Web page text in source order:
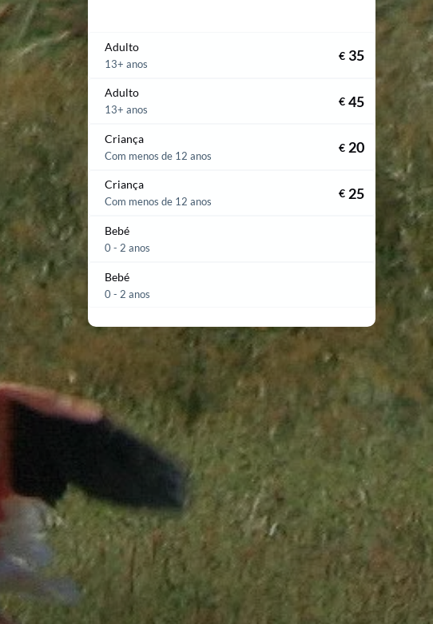
Adulto
13+ anos
€ 35
Adulto
13+ anos
€ 45
Criança
Com menos de 12 anos
€ 20
Criança
Com menos de 12 anos
€ 25
Bebé
0 - 2 anos
Bebé
0 - 2 anos